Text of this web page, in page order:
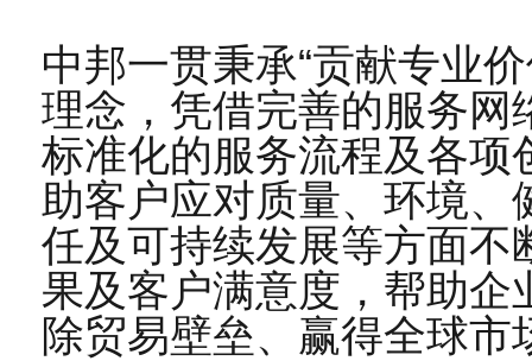
中邦一贯秉承“贡献专业
理念，凭借完善的服务网
标准化的服务流程及各项
助客户应对质量、环境、
任及可持续发展等方面不
果及客户满意度，帮助
除贸易壁垒、赢得全球市